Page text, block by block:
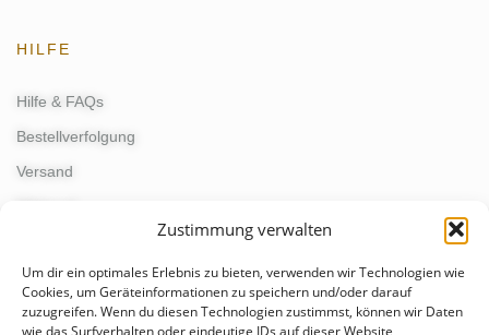
Zustimmung verwalten
Um dir ein optimales Erlebnis zu bieten, verwenden wir Technologien wie
Cookies, um Geräteinformationen zu speichern und/oder darauf
zuzugreifen. Wenn du diesen Technologien zustimmst, können wir Daten
wie das Surfverhalten oder eindeutige IDs auf dieser Website
HILFE
Hilfe & FAQs
Bestellverfolgung
Versand
KONTAKT